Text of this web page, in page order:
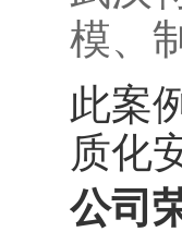
模、
此案
质化
公司